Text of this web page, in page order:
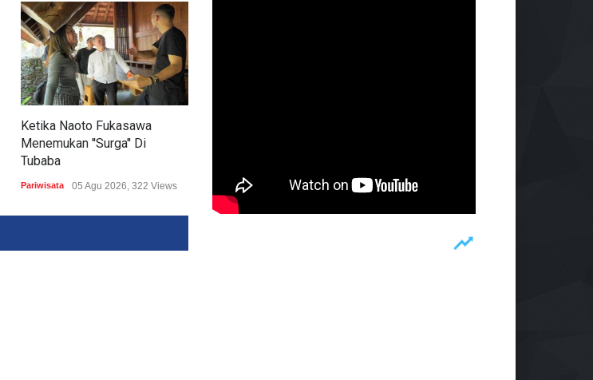
Ketika Naoto Fukasawa
Menemukan ''Surga'' Di
Tubaba
Pariwisata 05 Agu 2026, 322 Views Pariwisata 03 Agu 2026, 350 Views